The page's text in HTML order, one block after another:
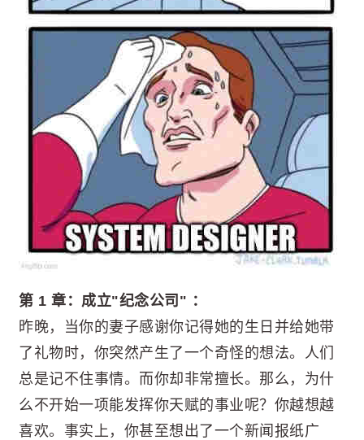
第 1 章：成立"纪念公司" ：
昨晚，当你的妻子感谢你记得她的生日并给她带
了礼物时，你突然产生了一个奇怪的想法。人们
总是记不住事情。而你却非常擅长。那么，为什
么不开始一项能发挥你天赋的事业呢？你越想越
喜欢。事实上，你甚至想出了一个新闻报纸广